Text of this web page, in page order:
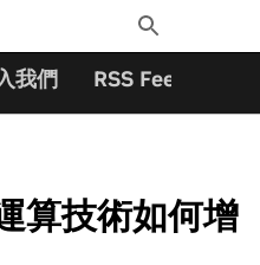
Toggle
Search
我們 RSS Feeds
算技術如何增